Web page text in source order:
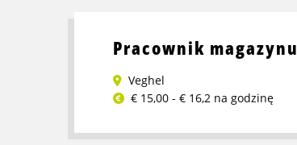
produkcyjny
praca
na
Pracownik magazynu
Veghel
€ 15,00 - € 16,2 na godzinę
więcej